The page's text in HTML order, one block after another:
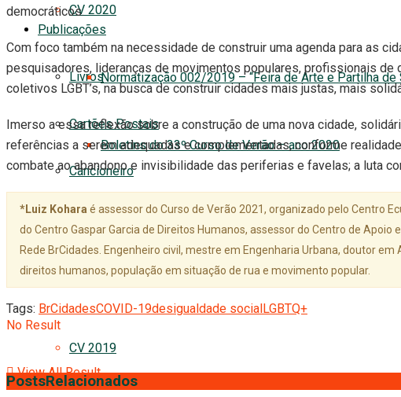
Publicações
Livros
Cartões Postais
Cancioneiro
No Result
View All Result
CV 2020
Normatização 002/2019 – “Feira de Arte e Partilha
Boletins do 33º Curso de Verão – ano 2020
Vídeos – 33º Curso de Verão 2020
Galeria de Fotos – 33º Curso de Verão 2020
CV 2019
democráticos.
Com foco também na necessidade de construir uma agenda para as
pesquisadores, lideranças de movimentos populares, profissionais
coletivos LGBT’s, na busca de construir cidades mais justas, mais
Imerso a essa reflexão sobre a construção de uma nova cidade,
referências a serem adequadas e complementadas, conforme
combate ao abandono e invisibilidade das periferias e favelas; a luta
*Luiz Kohara é assessor do Curso de Verão 2021, organizado pelo Centro
do Centro Gaspar Garcia de Direitos Humanos, assessor do Centro de
Rede BrCidades. Engenheiro civil, mestre em Engenharia Urbana, doutor
direitos humanos, população em situação de rua e movimento popular.
Tags: BrCidadesCOVID-19desigualdade social LGBTQ+
PostsRelacionados